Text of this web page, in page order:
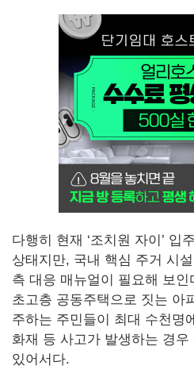
다행히 현재 ‘조치원 자이’ 입
상태지만, 국내 핵심 주거 시
측 대응 매뉴얼이 필요해 보
초고층 공동주택으로 짓는 아
주하는 주민들이 최대 수천명
화재 등 사고가 발생하는 경
있어서다.